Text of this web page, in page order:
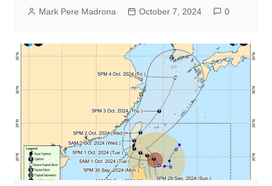
Mark Pere Madrona October 7, 2024 0